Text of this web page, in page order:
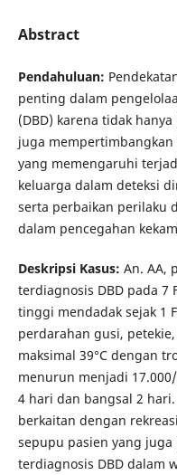
Abstract
Pendahuluan:
penting dalam
(DBD) karena tidak
juga
yang memengaruhi
keluarga dalam deteksi
serta perbaikan perilaku
dalam pencegahan
Deskripsi Kasus: An. AA,
terdiagnosis DBD pada 7
tinggi mendadak sejak 1
perdarahan gusi,
maksimal 39°C dengan
menurun menjadi
4 hari dan bangsal 2
berkaitan dengan
sepupu pasien yang
terdiagnosis DBD dalam